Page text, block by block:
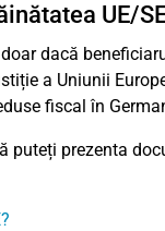
UE/
dacă
a Uniunii
fiscal în
puteți prezenta